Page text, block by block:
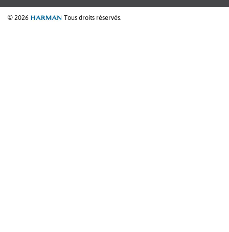
© 2026 Tous droits réservés.